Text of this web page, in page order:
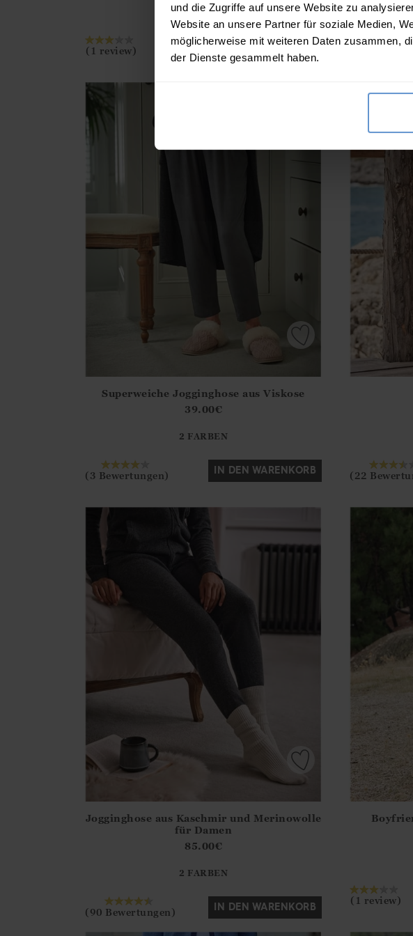
und die Zugriffe auf unsere Website zu
Website an unsere Partner für soziale Medien,
möglicherweise mit weiteren Daten zusammen,
der Dienste gesammelt haben.
Ja Nein
6 FARBEN
(1 review) IN DEN WARENKORB
?? ""
Superweiche Jogginghose aus Viskose
39.00€
2 FARBEN
(3 Bewertungen) IN DEN WARENKORB (22
?? ""
Ja Nein
Jogginghose aus Kaschmir und Merinowolle
für Damen
85.00€
2 FARBEN
(90 Bewertungen) IN DEN WARENKORB (1 review)